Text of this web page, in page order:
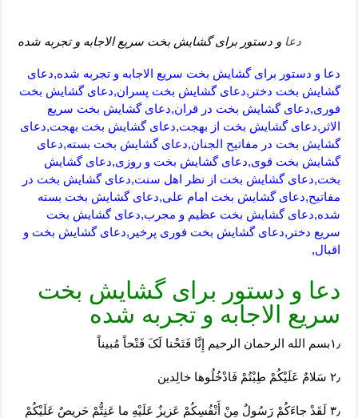
دعا و دستور برای گشایش بخت سریع الاجابه و تجربه شده
دعا و دستور برای گشایش بخت سریع الاجابه و تجربه شده,دعای
گشایش بخت دختر,دعای گشایش بخت پسران,دعای گشایش بخت
فوری,دعای گشایش بخت در قران,دعای گشایش بخت سریع
الاثر,دعای گشایش بخت از بهجت,دعای گشایش بخت بهجت,دعای
گشایش بخت در مفاتیح الجنان,دعای گشایش بخت بسته,دعای
گشایش بخت قوی,دعای گشایش بخت و روزی,دعای گشایش
بخت,دعای گشایش بخت از نظر اهل سنت,دعای گشایش بخت در
مفاتیح,دعای گشایش بخت امام علی,دعای گشایش بخت بسته
شده,دعای گشایش بخت عظیم و مجرب,دعای گشایش بخت
سریع دختر,دعای گشایش بخت فوری پرخیر,دعای گشایش بخت و
اقبال,
دعا و دستور برای گشایش بخت
سریع الاجابه و تجربه شده
۱٫بسم الله الرحمان الرحیم إِنَّا فَتَحْنا لَکَ فَتْحاً مُبیناً
۲٫ سَلامٌ عَلَیْکُمْ طِبْتُمْ فَادْخُلُوها خالِدین
‏۳٫ لَقَدْ جاءَکُمْ رَسُولٌ مِنْ أَنْفُسِکُمْ عَزیزٌ عَلَیْهِ ما عَنِتُّمْ حَریصٌ عَلَیْکُمْ